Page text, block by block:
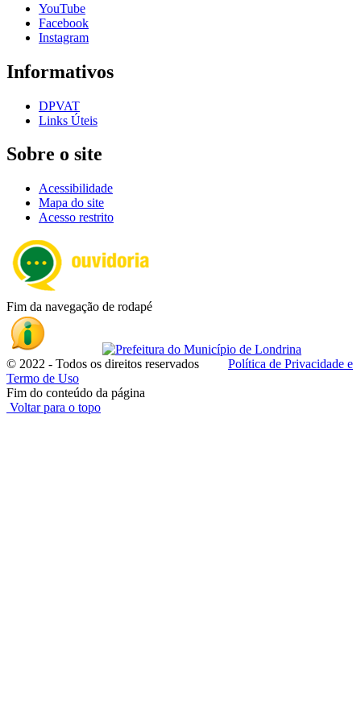
YouTube
Facebook
Instagram
Informativos
DPVAT
Links Úteis
Sobre o site
Acessibilidade
Mapa do site
Acesso restrito
Fim da navegação de rodapé
© 2022 - Todos os direitos reservados Política de Privacidade e
Termo de Uso
Fim do conteúdo da página
Voltar para o topo